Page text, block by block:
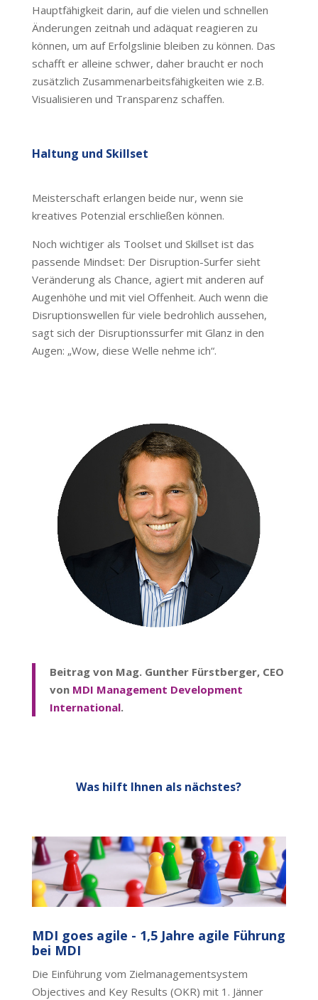
Hauptfähigkeit darin, auf die vielen und schnellen
Änderungen zeitnah und adäquat reagieren zu
können, um auf Erfolgslinie bleiben zu können. Das
schafft er alleine schwer, daher braucht er noch
zusätzlich Zusammenarbeitsfähigkeiten wie z.B.
Visualisieren und Transparenz schaffen.
Haltung und Skillset
Meisterschaft erlangen beide nur, wenn sie
kreatives Potenzial erschließen können.
Noch wichtiger als Toolset und Skillset ist das
passende Mindset: Der Disruption-Surfer sieht
Veränderung als Chance, agiert mit anderen auf
Augenhöhe und mit viel Offenheit. Auch wenn die
Disruptionswellen für viele bedrohlich aussehen,
sagt sich der Disruptionssurfer mit Glanz in den
Augen: „Wow, diese Welle nehme ich“.
Beitrag von Mag. Gunther Fürstberger, CEO
von MDI Management Development
International.
Was hilft Ihnen als nächstes?
MDI goes agile - 1,5 Jahre agile Führung
bei MDI
Die Einführung vom Zielmanagementsystem
Objectives and Key Results (OKR) mit 1. Jänner